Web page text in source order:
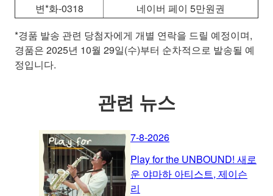
변*화-0318
네이버 페이 5만원권
*경품 발송 관련 당첨자에게 개별 연락을 드릴 예정이며,
경품은 2025년 10월 29일(수)부터 순차적으로 발송될 예
정입니다.
관련 뉴스
7-8-2026
Play for the UNBOUND! 새로
운 야마하 아티스트, 제이슨
리